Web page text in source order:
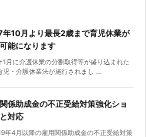
年10月より最長2歳まで育児休業が
能になります
月に介護休業の分割取得等が盛り込まれた
児・介護休業法が施行されまし ...
係助成金の不正受給対策強化ショ
対応
年4月以降の雇用関係助成金の不正受給対策